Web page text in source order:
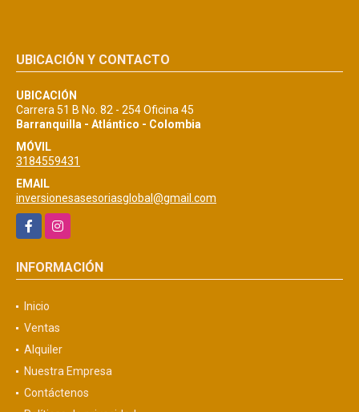
UBICACIÓN Y CONTACTO
UBICACIÓN
Carrera 51 B No. 82 - 254 Oficina 45
Barranquilla - Atlántico - Colombia
MÓVIL
3184559431
EMAIL
inversionesasesoriasglobal@gmail.com
FacebookInstagram
INFORMACIÓN
Inicio
Ventas
Alquiler
Nuestra Empresa
Contáctenos